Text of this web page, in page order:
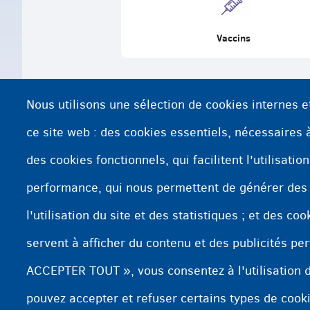
Vaccins
Nous utilisons une sélection de cookies internes
ce site web : des cookies essentiels,
des cookies fonctionnels, qui facilitent
performance, qui nous permettent de générer
l'utilisation du site et des statistiques ; et des
servent à afficher du contenu et des publicités
ACCEPTER TOUT », vous consentez à l'utilisation
pouvez accepter et refuser certains types de